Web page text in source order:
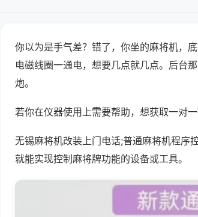
你以为是手气差？错了，你坐的麻将机，
电磁线圈一通电，想要几点就几点。后台
炮。
若你在仪器使用上需要帮助，想获取一对
无锡麻将机改装上门电话;普通麻将机程序
就能实现控制麻将牌功能的设备或工具。